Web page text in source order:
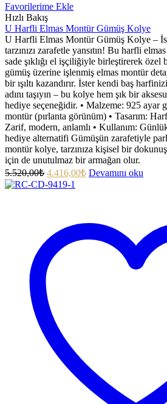
Favorilerime Ekle
Hızlı Bakış
U Harfli Elmas Montür Gümüş Kolye
U Harfli Elmas Montür Gümüş Kolye –
tarzınızı zarafetle yansıtın! Bu harfli
sade şıklığı el işçiliğiyle birleştirerek özel
gümüş üzerine işlenmiş elmas montür
bir ışıltı kazandırır. İster kendi baş
adını taşıyın – bu kolye hem şık bir
hediye seçeneğidir. • Malzeme: 925 ayar
montür (pırlanta görünüm) • Tasarım:
Zarif, modern, anlamlı • Kullanım:
hediye alternatifi Gümüşün zarafetiyle
montür kolye, tarzınıza kişisel bir
için de unutulmaz bir armağan olur.
5.520,00₺ 4.416,00₺ Devamını oku